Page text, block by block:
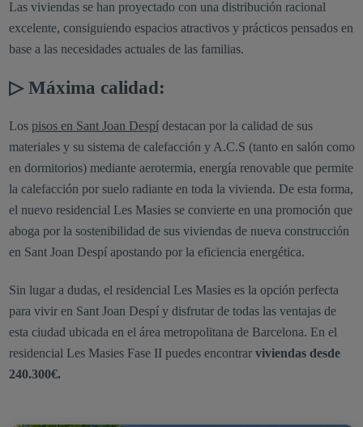
Las viviendas se han proyectado con una distribución racional
excelente, consiguiendo espacios atractivos y prácticos pensados en
base a las necesidades actuales de las familias.
▷ Máxima calidad:
Los pisos en Sant Joan Despídestacan por la calidad de sus
materiales y su sistema de calefacción y A.C.S (tanto en salón como
en dormitorios) mediante aerotermia, energía renovable que permite
la calefacción por suelo radiante en toda la vivienda. De esta forma,
el nuevo residencial Les Masies se convierte en una promoción que
aboga por la sostenibilidad de sus viviendas de nueva construcción
en Sant Joan Despí apostando por la eficiencia energética.
Sin lugar a dudas, el residencial Les Masies es la opción perfecta
para vivir en Sant Joan Despí y disfrutar de todas las ventajas de
esta ciudad ubicada en el área metropolitana de Barcelona. En el
residencial Les Masies Fase II puedes encontrar viviendas desde
240.300€.